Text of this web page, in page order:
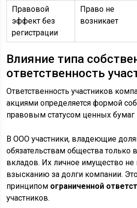
Правовой
эффект без
регистрации
Право не
возникает
Влияние типа
ответственность
Ответственность участников
акциями определяется формой
правовым статусом ценных бумаг
В ООО участники, владеющие
обязательствам общества только
вкладов. Их личное имущество не
взысканию за долги компании.
принципом ограниченной
участников.